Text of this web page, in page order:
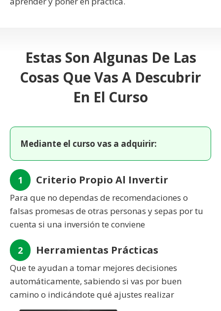
Estas Son Algunas De Las
Cosas Que Vas A Descubrir
En El Curso
Mediante el curso vas a adquirir:
1 Criterio Propio Al Invertir
Para que no dependas de recomendaciones o
falsas promesas de otras personas y sepas por tu
cuenta si una inversión te conviene
2 Herramientas Prácticas
Que te ayudan a tomar mejores decisiones
automáticamente, sabiendo si vas por buen
camino o indicándote qué ajustes realizar